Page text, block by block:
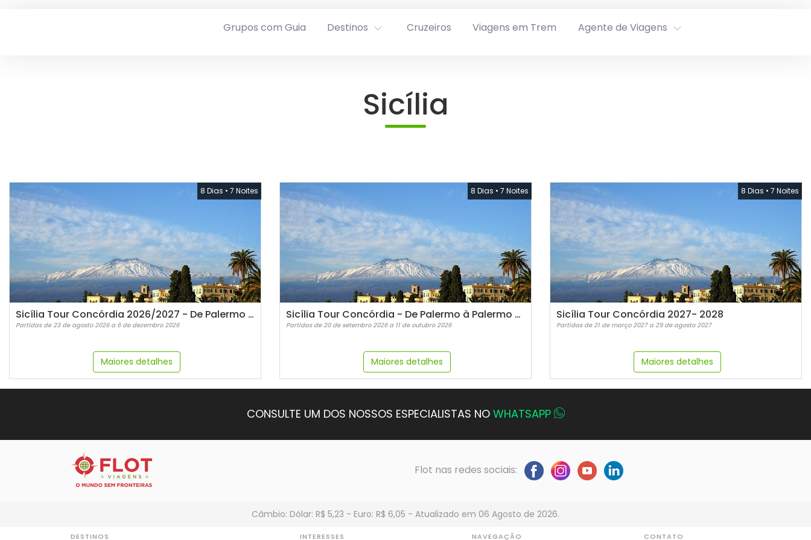
Grupos com Guia Destinos Cruzeiros Viagens em Trem Agente de Viagens
Sicília
8 Dias • 7 Noites
Sicília Tour Concórdia 2026/2027 - De Palermo à Palermo Guia em Espanhol
Partidas de 23 de agosto 2026 a 6 de dezembro 2026
Maiores detalhes
8 Dias • 7 Noites
Sicília Tour Concórdia - De Palermo à Palermo Guia em PORTUGUÊS!
Partidas de 20 de setembro 2026 a 11 de outubro 2026
Maiores detalhes
8 Dias • 7 Noites
Sicília Tour Concórdia 2027- 2028
Partidas de 21 de março 2027 a 29 de agosto 2027
Maiores detalhes
CONSULTE UM DOS NOSSOS ESPECIALISTAS NO WHATSAPP
Flot nas redes sociais:
Câmbio: Dólar: R$ 5,23 - Euro: R$ 6,05 - Atualizado em 06 Agosto de 2026.
DESTINOS INTERESSES NAVEGAÇÃO CONTATO